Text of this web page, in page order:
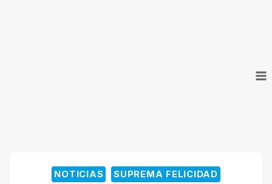
NOTICIAS SUPREMA FELICIDAD